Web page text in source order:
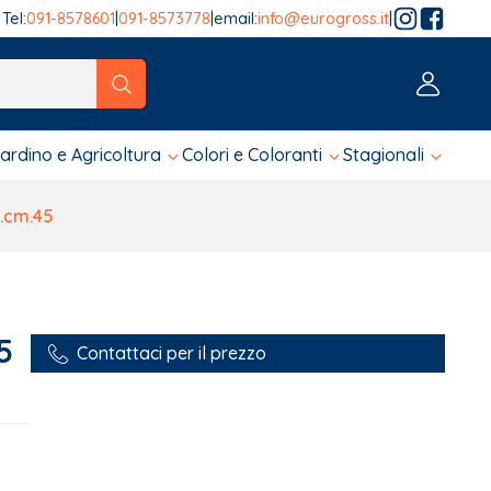
Tel:091-8578601 091-8573778 email:info@eurogross.it
e Agricoltura
Colori e Coloranti Stagionali
Contattaci per il prezzo